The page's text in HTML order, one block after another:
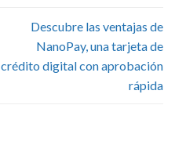
Descubre las ventajas de
NanoPay, una tarjeta de
crédito digital con aprobación
rápida